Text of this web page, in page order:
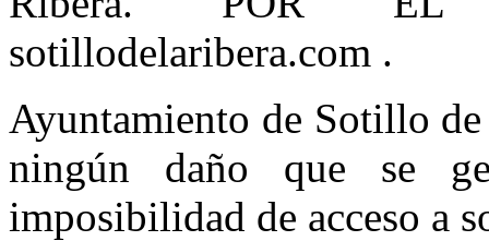
sotillodelaribera.com .
Ayuntamiento de Sotillo
ningún daño que se
imposibilidad de acceso a